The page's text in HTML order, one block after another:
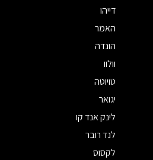
דייהו
האמר
הונדה
וולוו
טויוטה
יגואר
לינק אנד קו
לנד רובר
לקסוס